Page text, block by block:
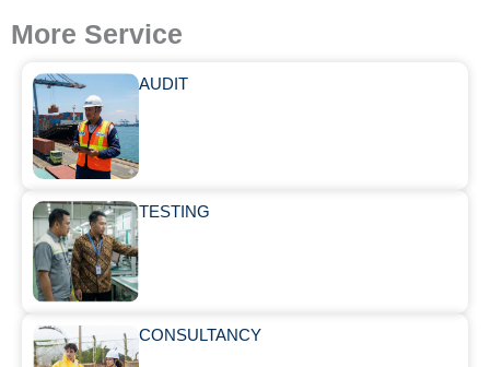
More Service
AUDIT
TESTING
CONSULTANCY